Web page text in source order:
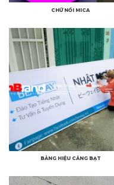
CHỮ NỔI MICA
BẢNG HIỆU CĂNG BẠT